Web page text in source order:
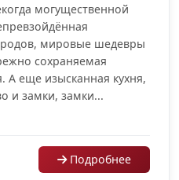
могущественной
мировые шедевры
сохраняемая
А еще изысканная кухня,
и замки, замки...
Подробнее